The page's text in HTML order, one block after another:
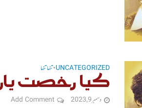
UNCATEGORIZED
•تنہا تنہا
کیا رخصت
دسمبر 9, 2023 Add Comment